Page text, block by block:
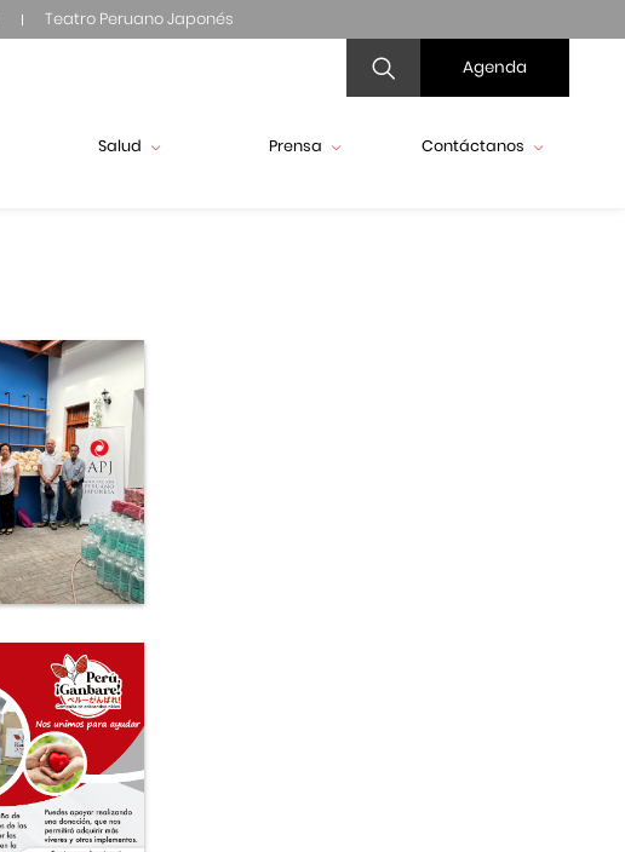
Teatro Peruano Japonés
Agenda
Salud Prensa Contáctanos